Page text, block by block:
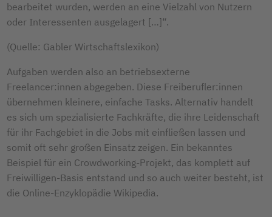
bearbeitet wurden, werden an eine Vielzahl von Nutzern
oder Interessenten ausgelagert […]“.
(Quelle: Gabler Wirtschaftslexikon)
Aufgaben werden also an betriebsexterne
Freelancer:innen abgegeben. Diese Freiberufler:innen
übernehmen kleinere, einfache Tasks. Alternativ handelt
es sich um spezialisierte Fachkräfte, die ihre Leidenschaft
für ihr Fachgebiet in die Jobs mit einfließen lassen und
somit oft sehr großen Einsatz zeigen. Ein bekanntes
Beispiel für ein Crowdworking-Projekt, das komplett auf
Freiwilligen-Basis entstand und so auch weiter besteht, ist
die Online-Enzyklopädie Wikipedia.